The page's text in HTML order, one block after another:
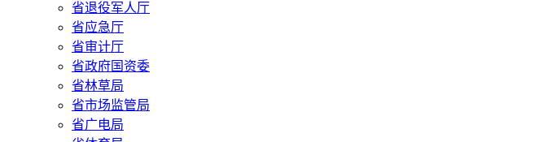
省退役军人厅
省应急厅
省审计厅
省政府国资委
省林草局
省市场监管局
省广电局